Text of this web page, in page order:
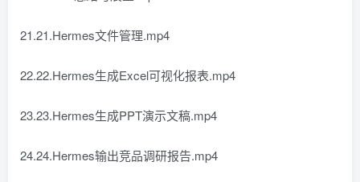
21.21.Hermes文件管理.mp4
22.22.Hermes生成Excel可视化报表.mp4
23.23.Hermes生成PPT演示文稿.mp4
24.24.Hermes输出竞品调研报告.mp4